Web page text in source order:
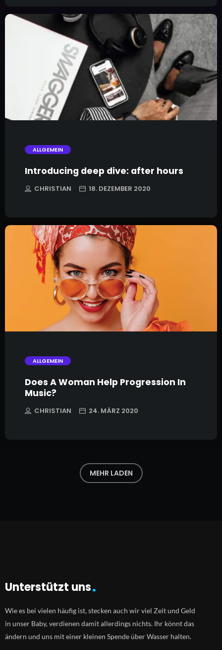
trending_flat
ALLGEMEIN
Introducing deep dive: after hours
CHRISTIAN 18. DEZEMBER 2020
trending_flat
ALLGEMEIN
Does A Woman Help Progression In
Music?
CHRISTIAN 24. MÄRZ 2020
MEHR LADEN
Unterstützt uns
Wie es bei vielen häufig ist, stecken auch wir viel Zeit und Geld
in unser Baby, verdienen damit allerdings nichts. Ihr könnt das
ändern und uns mit einer kleinen Spende über Wasser halten.